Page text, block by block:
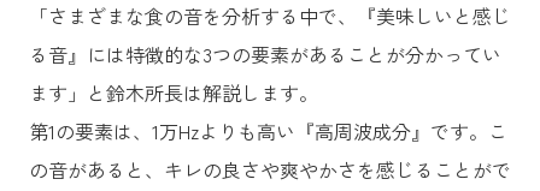
「さまざまな食の音を分析する中で、『美味しいと感じ
る音』には特徴的な3つの要素があることが分かってい
ます」と鈴木所長は解説します。
第1の要素は、1万Hzよりも高い『高周波成分』です。こ
の音があると、キレの良さや爽やかさを感じることがで